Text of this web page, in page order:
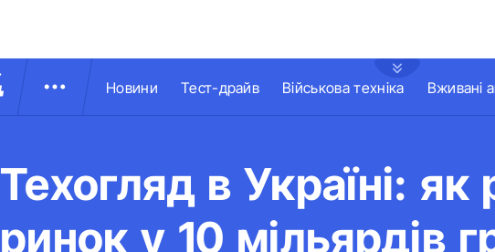
Новини Тест-драйв Військова техніка Вживані
Техогляд в Україні: як
ринок у 10 мільярдів